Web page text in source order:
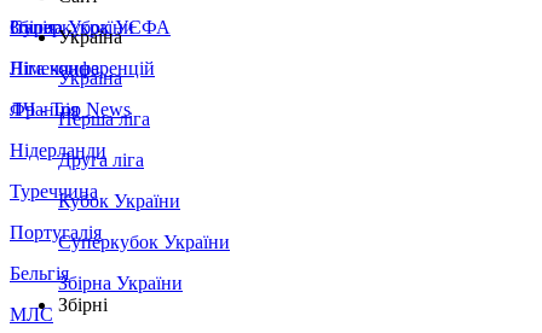
Збірна України
Італія
Німеччина
Франція
Нідерланди
Туреччина
Португалія
Бельгія
МЛС
Суперкубок УЄФА
Ліга конференцій
ЛЧ - Top News
Україна
Україна
Перша ліга
Друга ліга
Кубок України
Суперкубок України
Збірна України
Збірні